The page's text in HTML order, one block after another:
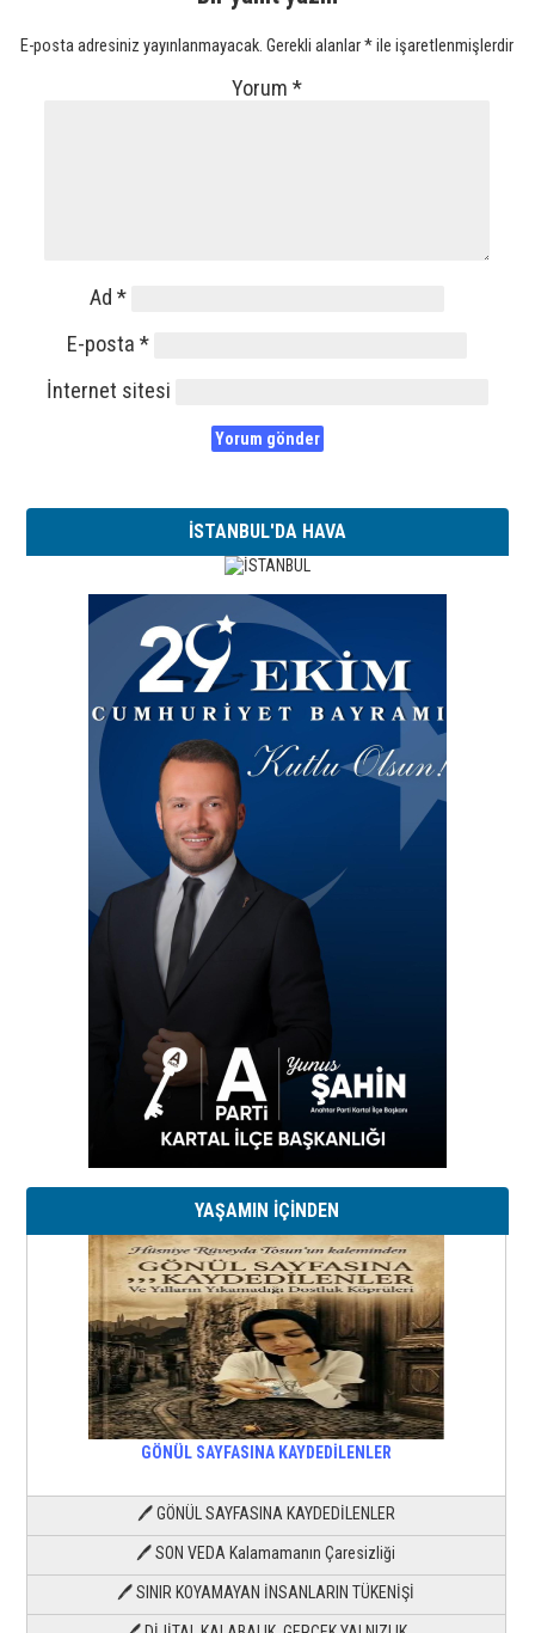
E-posta adresiniz yayınlanmayacak. Gerekli alanlar*ile işaretlenmişlerdir
Yorum*
Ad*
E-posta*
İnternet sitesi
İSTANBUL'DA HAVA
YAŞAMIN İÇİNDEN
GÖNÜL SAYFASINA KAYDEDİLENLER
🖊 GÖNÜL SAYFASINA KAYDEDİLENLER
🖊 SON VEDA Kalamamanın Çaresizliği
🖊 SINIR KOYAMAYAN İNSANLARIN TÜKENİŞİ